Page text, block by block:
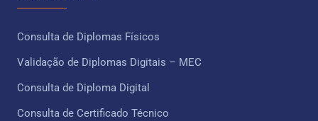
Consulta de Diplomas Físicos
Validação de Diplomas Digitais – MEC
Consulta de Diploma Digital
Consulta de Certificado Técnico ​